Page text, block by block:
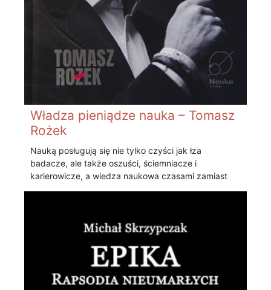
Władza pieniądze nauka – Tomasz
Rożek
Nauką posługują się nie tylko czyści jak łza
badacze, ale także oszuści, ściemniacze i
karierowicze, a wiedza naukowa czasami zamiast